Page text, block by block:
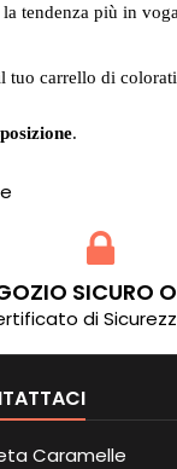
tendenza più in
tuo carrello di
.
SICURO
di
Caramelle